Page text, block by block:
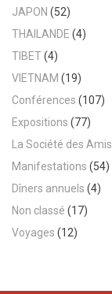
JAPON (52)
THAILANDE (4)
TIBET(4)
VIETNAM (19)
Conférences (107)
Expositions (77)
La Société des
Manifestations (54)
Dîners annuels (4)
Non classé (17)
Voyages (12)